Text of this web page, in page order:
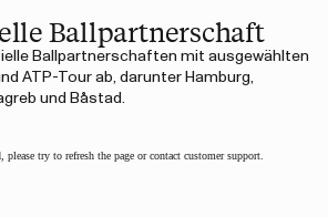
Ballpartnerschaft
Ballpartnerschaften mit ausgewählten
ATP-Tour ab, darunter Hamburg,
und Båstad.
please try to refresh the page or contact customer support.